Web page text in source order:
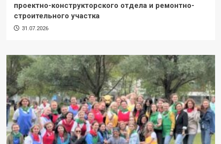
проектно-конструкторского отдела и ремонтно-
строительного участка
31.07.2026